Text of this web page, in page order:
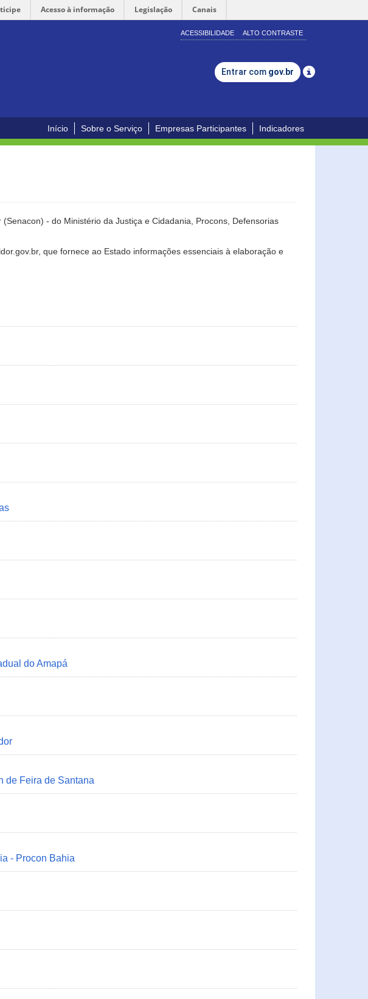
Acesso à informação Legislação Canais
ACESSIBILIDADE ALTO CONTRASTE
Entrar com gov.br
Início Sobre o Serviço Empresas Participantes Indicadores
- do Ministério da Justiça e Cidadania, Procons, Defensorias
que fornece ao Estado informações essenciais à elaboração e
do Amapá
de Feira de Santana
- Procon Bahia